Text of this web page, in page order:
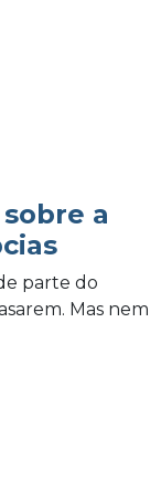
a
parte do
Mas nem